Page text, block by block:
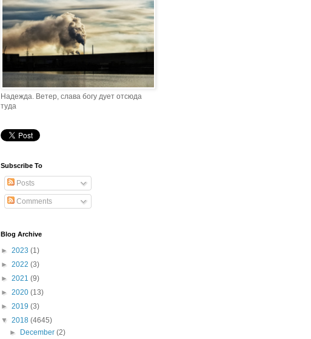
Надежда. Ветер, слава богу дует отсюда
туда
Subscribe To
Posts
Comments
Blog Archive
► 2023 (1)
► 2022 (3)
► 2021 (9)
► 2020 (13)
► 2019 (3)
▼ 2018 (4645)
►
December(2)